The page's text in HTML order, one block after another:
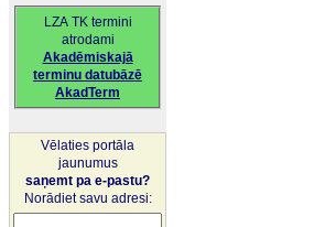
LZA TK termini
atrodami
Akadēmiskajā
terminu datubāzē
AkadTerm
Vēlaties portāla
jaunumus
saņemt pa e-pastu?
Norādiet savu adresi: